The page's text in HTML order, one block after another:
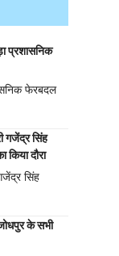
प्रशासनिक
फेरबदल
गजेंद्र सिंह
दौरा
सिंह
के सभी